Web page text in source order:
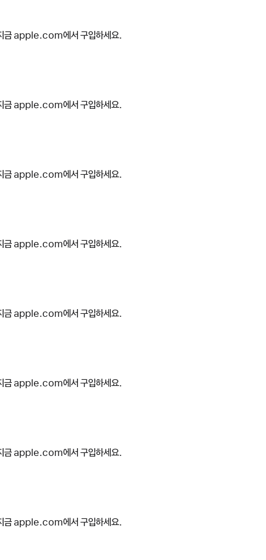
금 apple.com에서 구입하세요.
금 apple.com에서 구입하세요.
금 apple.com에서 구입하세요.
금 apple.com에서 구입하세요.
금 apple.com에서 구입하세요.
금 apple.com에서 구입하세요.
금 apple.com에서 구입하세요.
금 apple.com에서 구입하세요.